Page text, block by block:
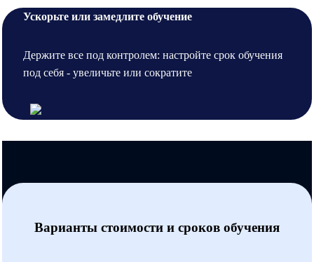
Ускорьте или замедлите обучение
Держите все под контролем: настройте срок обучения
под себя - увеличьте или сократите
Варианты стоимости и сроков обучения